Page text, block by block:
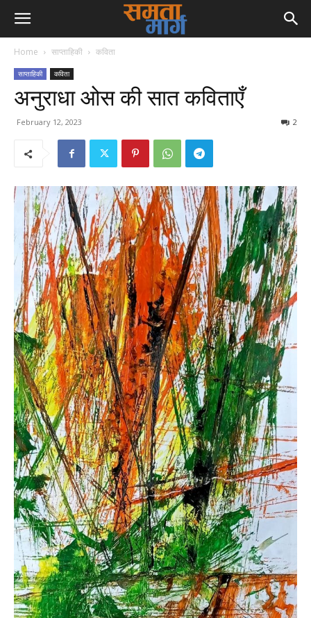
Home साप्ताहिकी कविता
साप्ताहिकी कविता
अनुराधा ओस की सात कविताएँ
February 12, 2023 2